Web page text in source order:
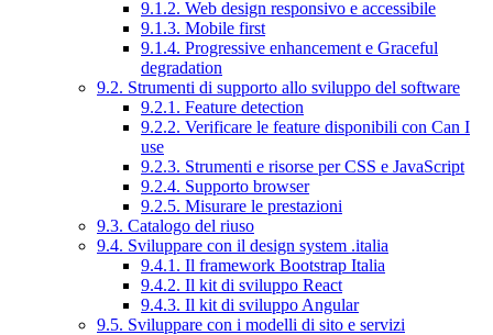
9.1.2. Web design responsivo e accessibile
9.1.3. Mobile first
9.1.4. Progressive enhancement e Graceful
degradation
9.2. Strumenti di supporto allo sviluppo del software
9.2.1. Feature detection
9.2.2. Verificare le feature disponibili con Can I
use
9.2.3. Strumenti e risorse per CSS e JavaScript
9.2.4. Supporto browser
9.2.5. Misurare le prestazioni
9.3. Catalogo del riuso
9.4. Sviluppare con il design system .italia
9.4.1. Il framework Bootstrap Italia
9.4.2. Il kit di sviluppo React
9.4.3. Il kit di sviluppo Angular
9.5. Sviluppare con i modelli di sito e servizi